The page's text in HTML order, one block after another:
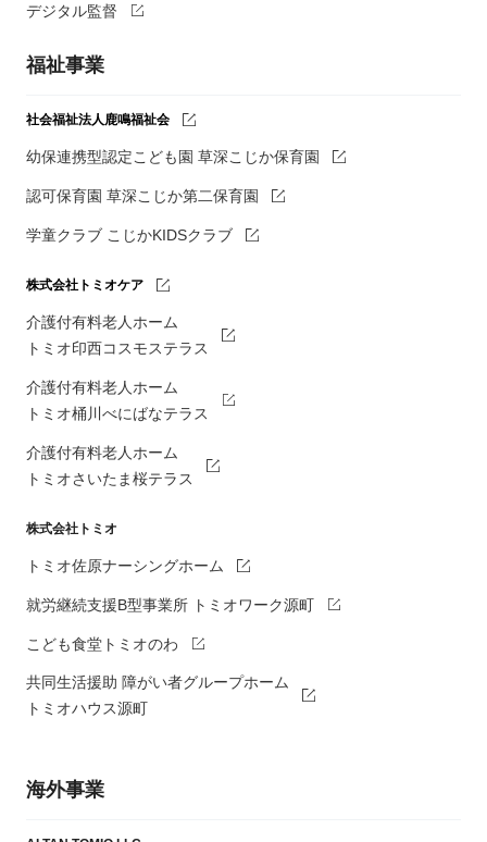
デジタル監督
福祉事業
社会福祉法人鹿鳴福祉会
幼保連携型認定こども園 草深こじか保育園
認可保育園 草深こじか第二保育園
学童クラブ こじかKIDSクラブ
株式会社トミオケア
介護付有料老人ホーム
トミオ印西コスモステラス
介護付有料老人ホーム
トミオ桶川べにばなテラス
介護付有料老人ホーム
トミオさいたま桜テラス
株式会社トミオ
トミオ佐原ナーシングホーム
就労継続支援B型事業所 トミオワーク源町
こども食堂トミオのわ
共同生活援助 障がい者グループホーム
トミオハウス源町
海外事業